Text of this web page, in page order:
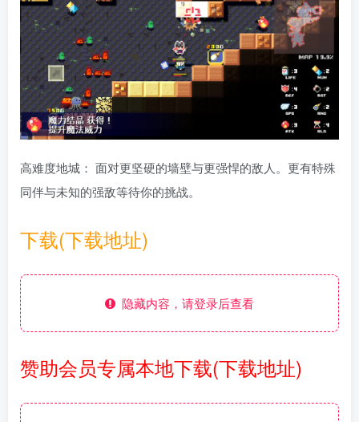
高难度地城： 面对更坚硬的墙壁与更强悍的敌人。更有特殊
同伴与未知的强敌等待你的挑战。
下载(下载地址)
隐藏内容，请登录后查看
赞助会员专属本地下载(下载地址)